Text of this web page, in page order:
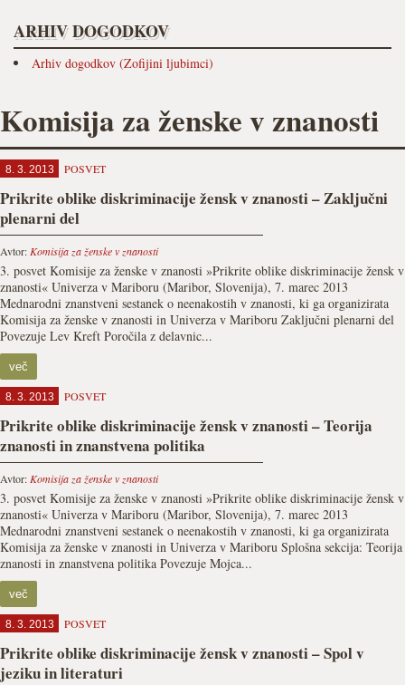
ARHIV DOGODKOV
Arhiv dogodkov (Zofijini ljubimci)
Komisija za ženske v znanosti
8. 3. 2013 POSVET
Prikrite oblike diskriminacije žensk v znanosti – Zaključni
plenarni del
Avtor: Komisija za ženske v znanosti
3. posvet Komisije za ženske v znanosti »Prikrite oblike diskriminacije žensk v
znanosti« Univerza v Mariboru (Maribor, Slovenija), 7. marec 2013
Mednarodni znanstveni sestanek o neenakostih v znanosti, ki ga organizirata
Komisija za ženske v znanosti in Univerza v Mariboru Zaključni plenarni del
Povezuje Lev Kreft Poročila z delavnic...
več
8. 3. 2013 POSVET
Prikrite oblike diskriminacije žensk v znanosti – Teorija
znanosti in znanstvena politika
Avtor: Komisija za ženske v znanosti
3. posvet Komisije za ženske v znanosti »Prikrite oblike diskriminacije žensk v
znanosti« Univerza v Mariboru (Maribor, Slovenija), 7. marec 2013
Mednarodni znanstveni sestanek o neenakostih v znanosti, ki ga organizirata
Komisija za ženske v znanosti in Univerza v Mariboru Splošna sekcija: Teorija
znanosti in znanstvena politika Povezuje Mojca...
več
8. 3. 2013 POSVET
Prikrite oblike diskriminacije žensk v znanosti – Spol v
jeziku in literaturi